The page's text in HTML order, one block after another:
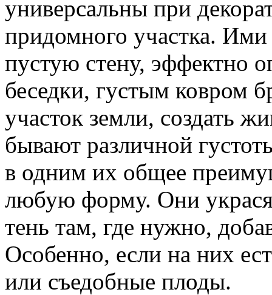
универсальны при
придомного участка.
пустую стену, эффектно
беседки, густым ковром
участок земли, создать
бывают различной
в одним их общее
любую форму. Они
тень там, где нужно,
Особенно, если на них
или съедобные плоды.